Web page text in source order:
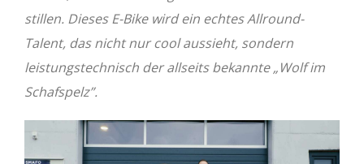
stillen. Dieses E-Bike wird ein echtes Allround-
Talent, das nicht nur cool aussieht, sondern
leistungstechnisch der allseits bekannte „Wolf im
Schafspelz”.